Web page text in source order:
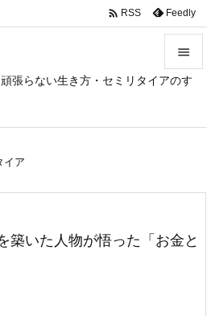
張らない生き方・セミリタイアのす




 RSS Feedly
イア
いた人物が悟った「お金と